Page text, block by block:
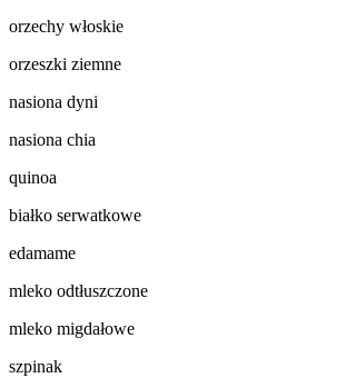
orzechy włoskie
orzeszki ziemne
nasiona dyni
nasiona chia
quinoa
białko serwatkowe
edamame
mleko odtłuszczone
mleko migdałowe
szpinak